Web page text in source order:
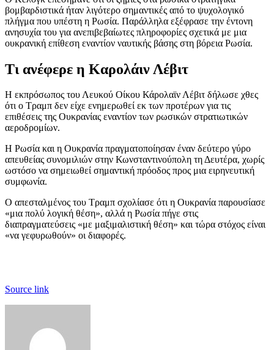
βομβαρδιστικά ήταν λιγότερο σημαντικές από το ψυχολογικό
πλήγμα που υπέστη η Ρωσία. Παράλληλα εξέφρασε την έντονη
ανησυχία του για ανεπιβεβαίωτες πληροφορίες σχετικά με μια
ουκρανική επίθεση εναντίον ναυτικής βάσης στη βόρεια Ρωσία.
Τι ανέφερε η Καρολάιν Λέβιτ
Η εκπρόσωπος του Λευκού Οίκου Κάρολαϊν Λέβιτ δήλωσε χθες
ότι ο Τραμπ δεν είχε ενημερωθεί εκ των προτέρων για τις
επιθέσεις της Ουκρανίας εναντίον των ρωσικών στρατιωτικών
αεροδρομίων.
Η Ρωσία και η Ουκρανία πραγματοποίησαν έναν δεύτερο γύρο
απευθείας συνομιλιών στην Κωνσταντινούπολη τη Δευτέρα, χωρίς
ωστόσο να σημειωθεί σημαντική πρόοδος προς μια ειρηνευτική
συμφωνία.
Ο απεσταλμένος του Τραμπ σχολίασε ότι η Ουκρανία παρουσίασε
«μια πολύ λογική θέση», αλλά η Ρωσία πήγε στις
διαπραγματεύσεις «με μαξιμαλιστική θέση» και τώρα στόχος είναι
«να γεφυρωθούν» οι διαφορές.
Source link